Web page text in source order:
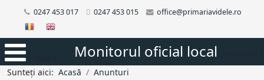
0247 453 017 0247 453 015 office@primariavidele.ro
Monitorul oficial local
Sunteți aici: Acasă
Anunturi